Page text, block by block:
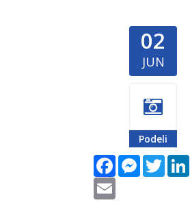
02
JUN
Podeli
FacebookMessenger
Twitter